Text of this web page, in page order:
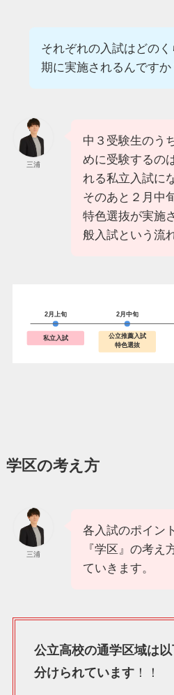
それぞれの入試はどの
期に実施されるんですか
三浦
中３受験生のう
めに受験するの
れる私立入試に
そのあと２月中
特色選抜が実施
般入試という流
2月上旬 2月中旬
私立入試 公立推薦入試
特色選抜
学区の考え方
三浦
各入試のポイン
『学区』の考え
ていきます。
公立高校の通学区域は
分けられています！！